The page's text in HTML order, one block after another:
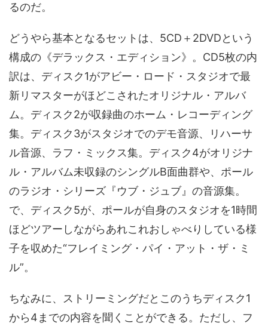
るのだ。
どうやら基本となるセットは、5CD＋2DVDという
構成の《デラックス・エディション》。CD5枚の内
訳は、ディスク1がアビー・ロード・スタジオで最
新リマスターがほどこされたオリジナル・アルバ
ム。ディスク2が収録曲のホーム・レコーディング
集。ディスク3がスタジオでのデモ音源、リハーサ
ル音源、ラフ・ミックス集。ディスク4がオリジナ
ル・アルバム未収録のシングルB面曲群や、ポール
のラジオ・シリーズ『ウブ・ジュブ』の音源集。
で、ディスク5が、ポールが自身のスタジオを1時間
ほどツアーしながらあれこれおしゃべりしている様
子を収めた“フレイミング・パイ・アット・ザ・ミ
ル”。
ちなみに、ストリーミングだとこのうちディスク1
から4までの内容を聞くことができる。ただし、フ